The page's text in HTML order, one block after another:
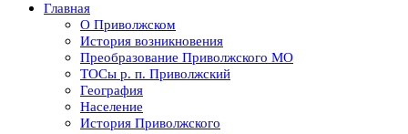
Главная
О Приволжском
История возникновения
Преобразование Приволжского МО
ТОСы р. п. Приволжский
География
Население
История Приволжского